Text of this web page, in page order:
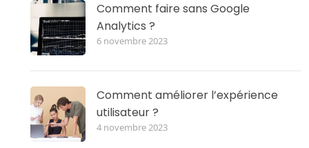
Comment faire sans Google
Analytics ?
6 novembre 2023
Comment améliorer l’expérience
utilisateur ?
4 novembre 2023